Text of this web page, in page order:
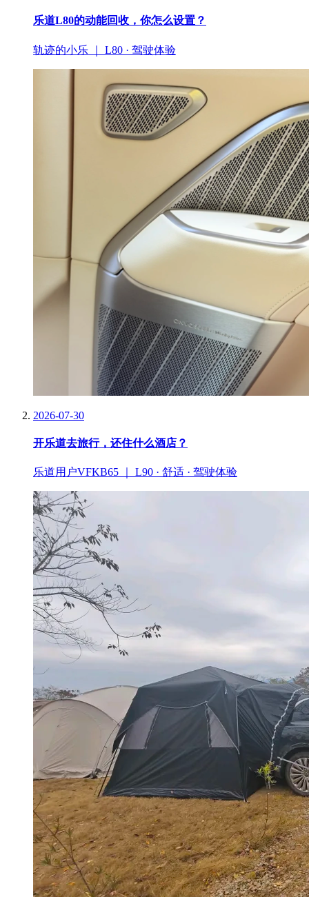
乐道L80的动能回收，你怎么设置？
轨迹的小乐 ｜ L80 · 驾驶体验
2026-07-30
开乐道去旅行，还住什么酒店？
乐道用户VFKB65 ｜ L90 · 舒适 · 驾驶体验